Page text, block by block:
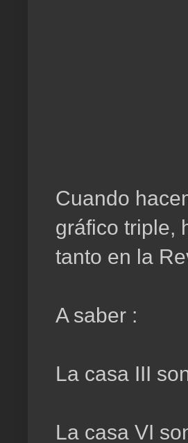
Cuando
gráfico triple,
tanto en la
A saber :
La casa III
La casa VI